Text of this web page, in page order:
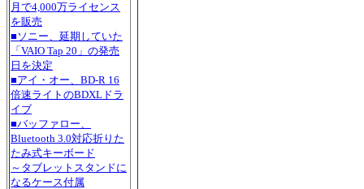
月で4,000万ライセンス
を販売
■ソニー、延期していた
「VAIO Tap 20」の発売
日を決定
■アイ・オー、BD-R 16
倍速ライトのBDXLドラ
イブ
■バッファロー、
Bluetooth 3.0対応折りた
たみ式キーボード
～タブレットスタンドに
なるケース付属